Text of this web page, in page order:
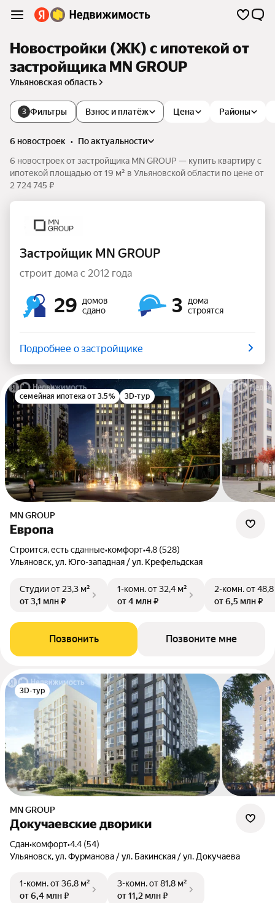
Новостройки (ЖК) с ипотекой от
застройщика MN GROUP
Ульяновская область
3 Фильтры Цена
Взнос и платёж Районы
6 новостроек •
по актуальности
6 новостроек от застройщика MN GROUP — купить квартиру с
ипотекой площадью от 19 м² в Ульяновской области по цене от
2 724 745 ₽
Застройщик MN GROUP
строит дома с 2012 года
29
домов
сдано
3
дома
строятся
Подробнее о застройщике
семейная ипотека от 3.5% 3D-тур
MN GROUP
Европа
Строится, есть сданные•комфорт•4.8 (528)
Ульяновск, ул. Юго-западная / ул. Крефельдская
Студииот 23,3 м²
от 3,1 млн ₽
1-комн.от 32,4 м²
от 4 млн ₽
2-комн.от
от 6,5 млн ₽
Позвонить Позвоните мне
3D-тур
MN GROUP
Докучаевские дворики
Сдан•комфорт•4.4 (54)
Ульяновск, ул. Фурманова / ул. Бакинская / ул. Докучаева
1-комн.от 36,8 м²
от 6,4 млн ₽
3-комн.от 81,8 м²
от 11,2 млн ₽